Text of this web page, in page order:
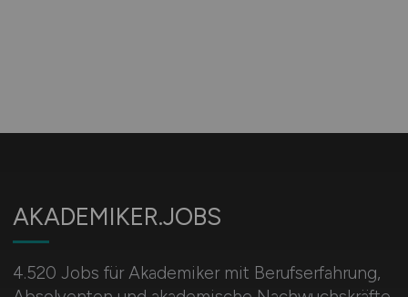
AKADEMIKER.JOBS
4.520 Jobs für Akademiker mit Berufserfahrung,